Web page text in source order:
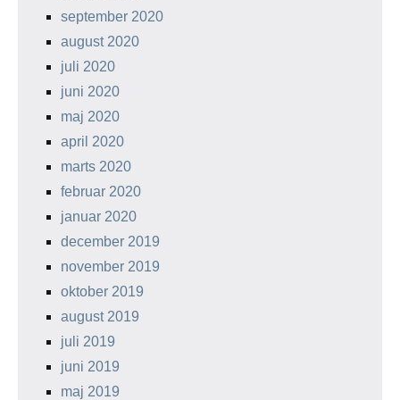
september 2020
august 2020
juli 2020
juni 2020
maj 2020
april 2020
marts 2020
februar 2020
januar 2020
december 2019
november 2019
oktober 2019
august 2019
juli 2019
juni 2019
maj 2019